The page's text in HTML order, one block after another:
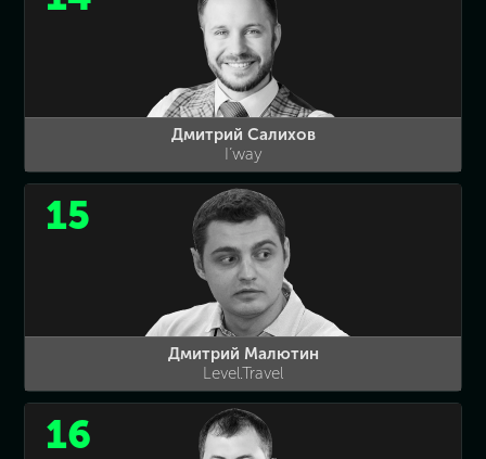
Дмитрий Салихов
I’way
15
Дмитрий Малютин
Level.Travel
16